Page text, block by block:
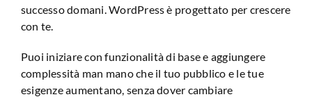
successo domani. WordPress è progettato per crescere
con te.
Puoi iniziare con funzionalità di base e aggiungere
complessità man mano che il tuo pubblico e le tue
esigenze aumentano, senza dover cambiare